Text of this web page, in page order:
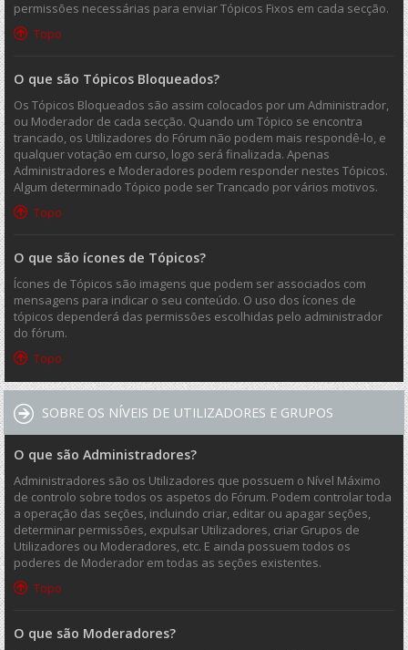
permissões necessárias para enviar Tópicos Fixos em cada secção.
Topo
O que são Tópicos Bloqueados?
Os Tópicos Bloqueados são assim colocados por um Administrador,
ou Moderador de cada secção. Quando um Tópico se encontra
trancado, os Utilizadores do Fórum não podem mais respondê-lo, e
qualquer votação em curso, logo será finalizada. Apenas
Administradores e Moderadores podem responder nestes Tópicos.
Algum determinado Tópico pode ser Trancado por vários motivos.
Topo
O que são ícones de Tópicos?
Ícones de Tópicos são imagens que podem ser associados com
mensagens para indicar o seu conteúdo. O uso dos ícones de
tópicos dependerá das permissões escolhidas pelo administrador
do fórum.
Topo
SOBRE OS NÍVEIS DE UTILIZADORES E GRUPOS
O que são Administradores?
Administradores são os Utilizadores que possuem o Nível Máximo
de controlo sobre todos os aspetos do Fórum. Podem controlar toda
a operação das seções, incluindo criar, editar ou apagar seções,
determinar permissões, expulsar Utilizadores, criar Grupos de
Utilizadores ou Moderadores, etc. E ainda possuem todos os
poderes de Moderador em todas as seções existentes.
Topo
O que são Moderadores?